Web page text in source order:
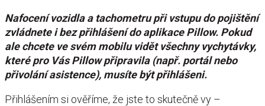
Nafocení vozidla a tachometru při vstupu do pojištění
zvládnete i bez přihlášení do aplikace Pillow. Pokud
ale chcete ve svém mobilu vidět všechny vychytávky,
které pro Vás Pillow připravila (např. portál nebo
přivolání asistence), musíte být přihlášeni.
Přihlášením si ověříme, že jste to skutečně vy –